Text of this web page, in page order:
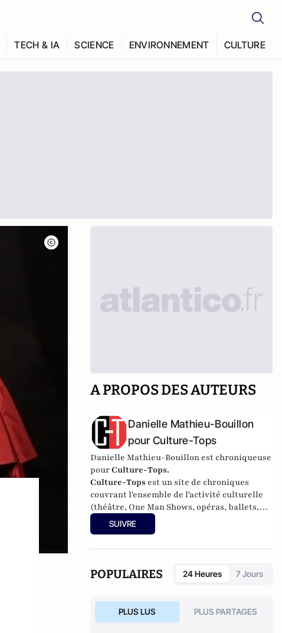
TECH & IA SCIENCE ENVIRONNEMENT CULTURE
A PROPOS DES AUTEURS
Danielle Mathieu-Bouillon
pour Culture-Tops
Danielle Mathieu-Bouillon est chroniqueuse
pourCulture-Tops.
Culture-Tops est un site de chroniques
couvrant l'ensemble de l'activité culturelle
(théâtre, One Man Shows, opéras, ballets,
spectacles divers, cinéma, expos, livres,
etc.).
SUIVRE
POPULAIRES 24 Heures 7 Jours
PLUS LUS PLUS PARTAGES